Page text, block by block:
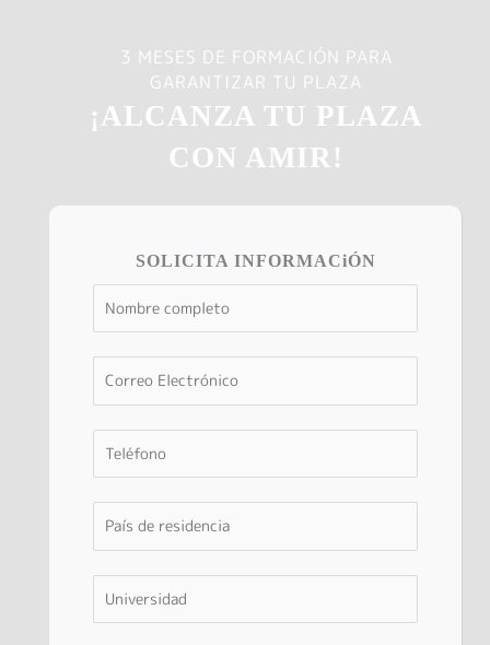
3 MESES DE FORMACIÓN PARA
GARANTIZAR TU PLAZA
¡ALCANZA TU PLAZA
CON AMIR!
SOLICITA INFORMACiÓN